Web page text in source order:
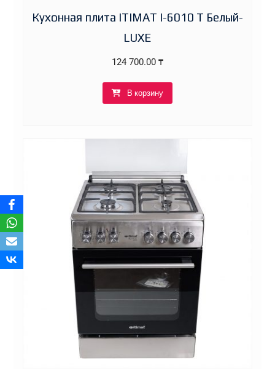
Кухонная плита ITIMAT I-6010 T Белый-
LUXE
124 700.00 ₸
В корзину